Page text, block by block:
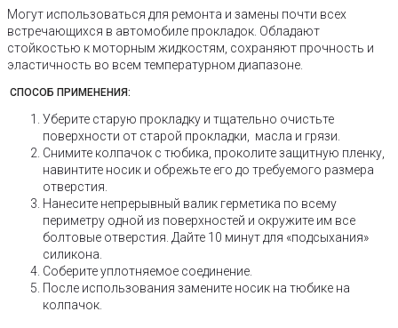
Могут использоваться для ремонта и замены почти всех
встречающихся в автомобиле прокладок. Обладают
стойкостью к моторным жидкостям, сохраняют прочность и
эластичность во всем температурном диапазоне.
СПОСОБ ПРИМЕНЕНИЯ:
Уберите старую прокладку и тщательно очистьте
поверхности от старой прокладки, масла и грязи.
Снимите колпачок с тюбика, проколите защитную пленку,
навинтите носик и обрежьте его до требуемого размера
отверстия.
Нанесите непрерывный валик герметика по всему
периметру одной из поверхностей и окружите им все
болтовые отверстия. Дайте 10 минут для «подсыхания»
силикона.
Cоберите уплотняемое соединение.
После использования замените носик на тюбике на
колпачок.